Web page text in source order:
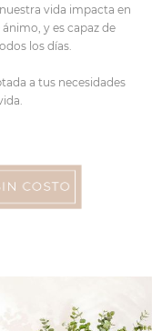
vida impacta en
y es capaz de
los días.
a tus necesidades